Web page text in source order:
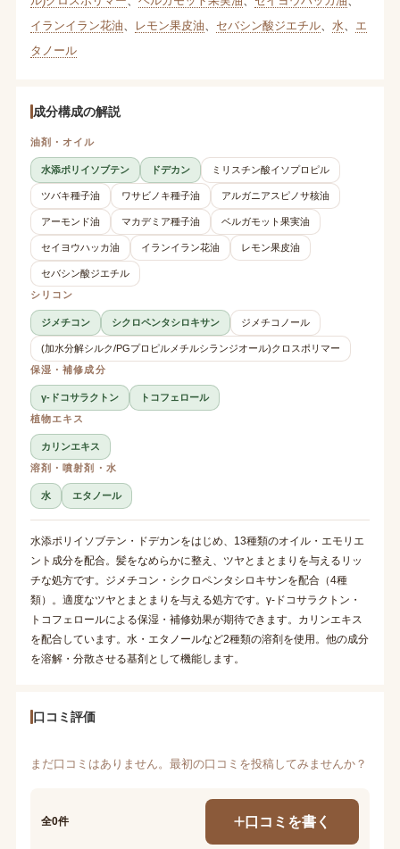
イランイラン花油
レモン果皮油 セバシン酸ジエチル、 水
エ
タノール
成分構成の解説
油剤・オイル
水添ポリイソブテン ドデカン ミリスチン酸イソプロピル
ツバキ種子油 ワサビノキ種子油 アルガニアスピノサ核油
アーモンド油 マカデミア種子油 ベルガモット果実油
セイヨウハッカ油 イランイラン花油 レモン果皮油
セバシン酸ジエチル
シリコン
ジメチコン シクロペンタシロキサン ジメチコノール
(加水分解シルク/PGプロピルメチルシランジオール)クロスポリマー
保湿・補修成分
γ-ドコサラクトン
トコフェロール
植物エキス
カリンエキス
溶剤・噴射剤・水
水 エタノール
水添ポリイソブテン・ドデカンをはじめ、13種類のオイル・エモリエ
ント成分を配合。髪をなめらかに整え、ツヤとまとまりを与えるリッ
チな処方です。ジメチコン・シクロペンタシロキサンを配合（4種
類）。適度なツヤとまとまりを与える処方です。γ-ドコサラクトン・
トコフェロールによる保湿・補修効果が期待できます。カリンエキス
を配合しています。水・エタノールなど2種類の溶剤を使用。他の成分
を溶解・分散させる基剤として機能します。
口コミ評価
まだ口コミはありません。最初の口コミを投稿してみませんか？
全0件 口コミを書く